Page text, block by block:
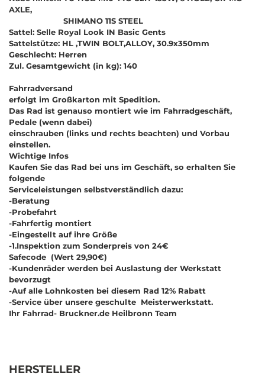
AXLE,
SHIMANO 11S STEEL
Sattel: Selle Royal Look IN Basic Gents
Sattelstütze: HL ,TWIN BOLT,ALLOY, 30.9x350mm
Geschlecht: Herren
Zul. Gesamtgewicht (in kg): 140
Fahrradversand
erfolgt im Großkarton mit Spedition.
Das Rad ist genauso montiert wie im Fahrradgeschäft,
Pedale (wenn dabei)
einschrauben (links und rechts beachten) und Vorbau
einstellen.
Wichtige Infos
Kaufen Sie das Rad bei uns im Geschäft, so erhalten Sie
folgende
Serviceleistungen selbstverständlich dazu:
-Beratung
-Probefahrt
-Fahrfertig montiert
-Eingestellt auf ihre Größe
-1.Inspektion zum Sonderpreis von 24€
Safecode (Wert 29,90€)
-Kundenräder werden bei Auslastung der Werkstatt
bevorzugt
-Auf alle Lohnkosten bei diesem Rad 12% Rabatt
-Service über unsere geschulte Meisterwerkstatt.
Ihr Fahrrad- Bruckner.de Heilbronn Team
HERSTELLER